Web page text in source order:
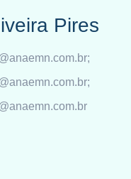
Pires